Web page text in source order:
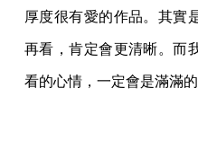
厚度很有愛的作品。其實
再看，肯定會更清晰。而
看的心情，一定會是滿滿的